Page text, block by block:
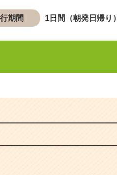
期間 1日間（朝発日帰り）